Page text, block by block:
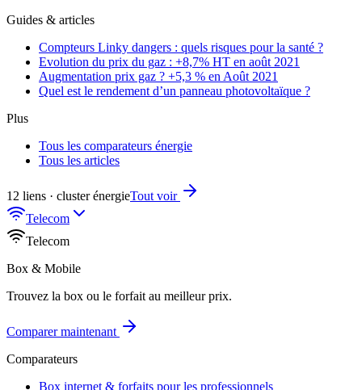
Guides & articles
Compteurs Linky dangers : quels risques pour la santé ?
Evolution du prix du gaz : +8,7% HT en août 2021
Augmentation prix gaz ? +5,3 % en Août 2021
Quel est le rendement d’un panneau photovoltaïque ?
Plus
Tous les comparateurs énergie
Tous les articles
12 liens · cluster énergieTout voir
Telecom
Telecom
Box & Mobile
Trouvez la box ou le forfait au meilleur prix.
Comparer maintenant
Comparateurs
Box internet & forfaits pour les professionnels